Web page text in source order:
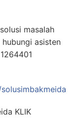
masalah
hubungi asisten
KLIK